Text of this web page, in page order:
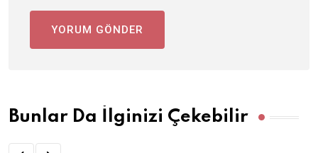
Bunlar Da İlginizi Çekebilir